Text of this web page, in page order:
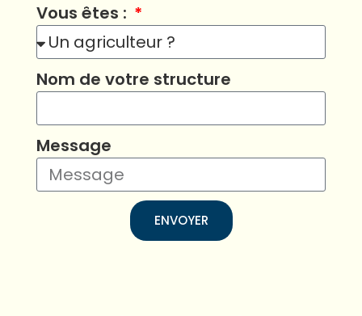
Vous êtes :
Nom de votre structure
Message
ENVOYER